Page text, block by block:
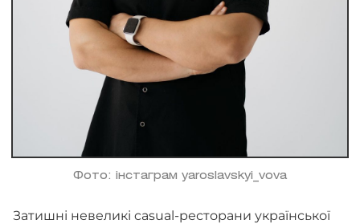
Фото: інстаграм yaroslavskyi_vova
Затишні невеликі casual-ресторани української